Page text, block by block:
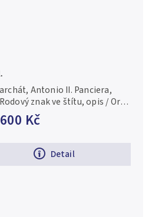
600 Kč
Detail
Antonio II. Panciera,
znak ve štítu, opis / Orel
(0,58 g), patina,